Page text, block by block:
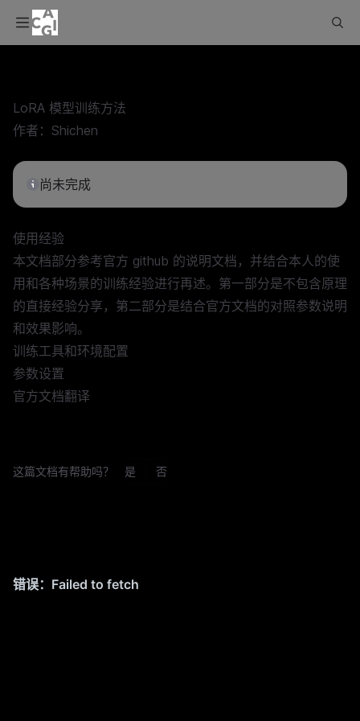
LoRA 模型训练方法
作者： Shichen
尚未完成
使用经验
本文档部分参考官方 github 的说明文档，并结合本人的使
用和各种场景的训练经验进行再述。第一部分是不包含原理
的直接经验分享，第二部分是结合官方文档的对照参数说明
和效果影响。
训练工具和环境配置
参数设置
官方文档翻译
这篇文档有帮助吗？ 是 否